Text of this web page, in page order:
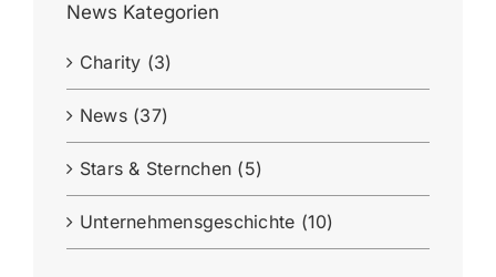
News Kategorien
Charity (3)
News (37)
Stars & Sternchen (5)
Unternehmensgeschichte (10)